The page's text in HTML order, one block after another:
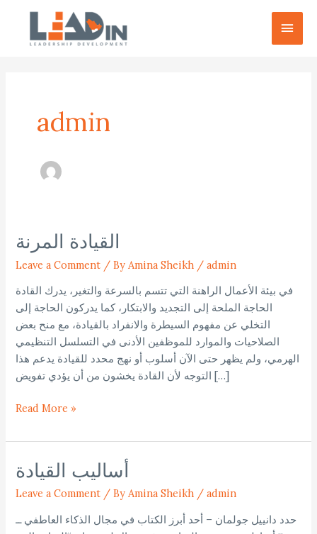
content
Main
admin
القيادة المرنة
Leave a Comment /By Amina Sheikh /admin
في بيئة الأعمال الراهنة التي تتسم بالسرعة والتغير، يدرك القادة
الحاجة الملحة إلى التجديد والابتكار، كما يدركون الحاجة إلى
التخلي عن مفهوم السيطرة والانفراد بالقيادة، مع منح بعض
الصلاحيات والموارد للموظفين الأدنى في التسلسل التنظيمي
الهرمي، ولم يظهر حتى الآن أسلوب أو نهج محدد للقيادة يدعم هذا
التوجه لأن القادة يخشون من أن يؤدي تفويض […]
القيادة
المرنة
Read More »
أساليب القيادة
Leave a Comment /By Amina Sheikh /admin
حدد دانييل جولمان – أحد أبرز الكتاب في مجال الذكاء العاطفي ــ
أساليب
القيادة